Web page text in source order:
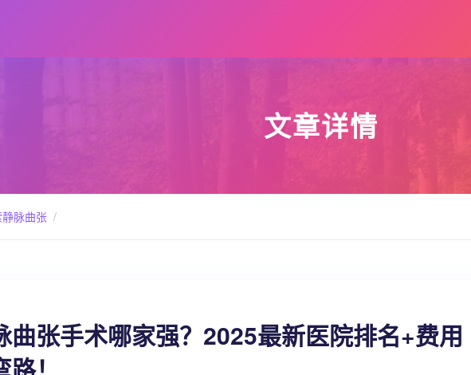
文章详情
脉曲张 /
曲张手术哪家强？2025最新医院排名+费用